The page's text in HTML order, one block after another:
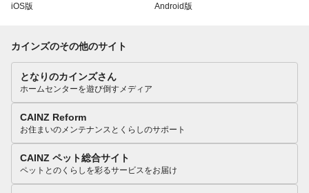
iOS版 Android版
カインズのその他のサイト
となりのカインズさん
ホームセンターを遊び倒すメディア
CAINZ Reform
お住まいのメンテナンスとくらしのサポート
CAINZ ペット総合サイト
ペットとのくらしを彩るサービスをお届け